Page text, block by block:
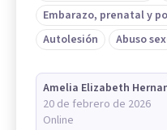
Embarazo, prenatal y
Autolesión
Abuso
Amelia Elizabeth
20 de febrero de 2026
Online